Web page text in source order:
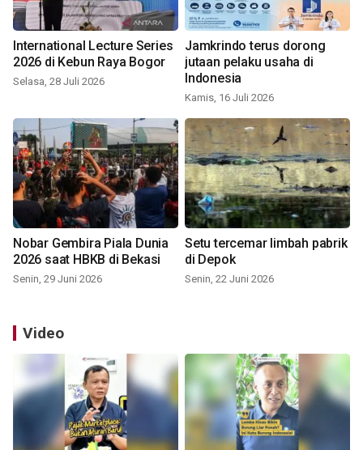
International Lecture Series
2026 di Kebun Raya Bogor
Selasa, 28 Juli 2026
Jamkrindo terus dorong
jutaan pelaku usaha di
Indonesia
Kamis, 16 Juli 2026
Nobar Gembira Piala Dunia
2026 saat HBKB di Bekasi
Senin, 29 Juni 2026
Setu tercemar limbah pabrik
di Depok
Senin, 22 Juni 2026
Video